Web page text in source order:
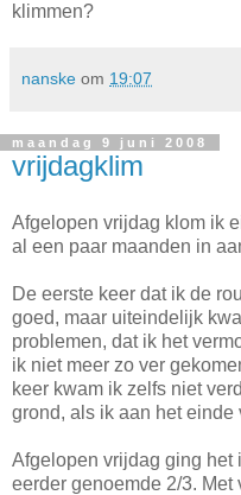
klimmen?
nanske om 19:07
maandag 9 juni 2008
vrijdagklim
Afgelopen vrijdag klom ik
al een paar maanden in
De eerste keer dat ik de
goed, maar uiteindelijk
problemen, dat ik het
ik niet meer zo ver
keer kwam ik zelfs niet
grond, als ik aan het einde
Afgelopen vrijdag ging het
eerder genoemde 2/3.